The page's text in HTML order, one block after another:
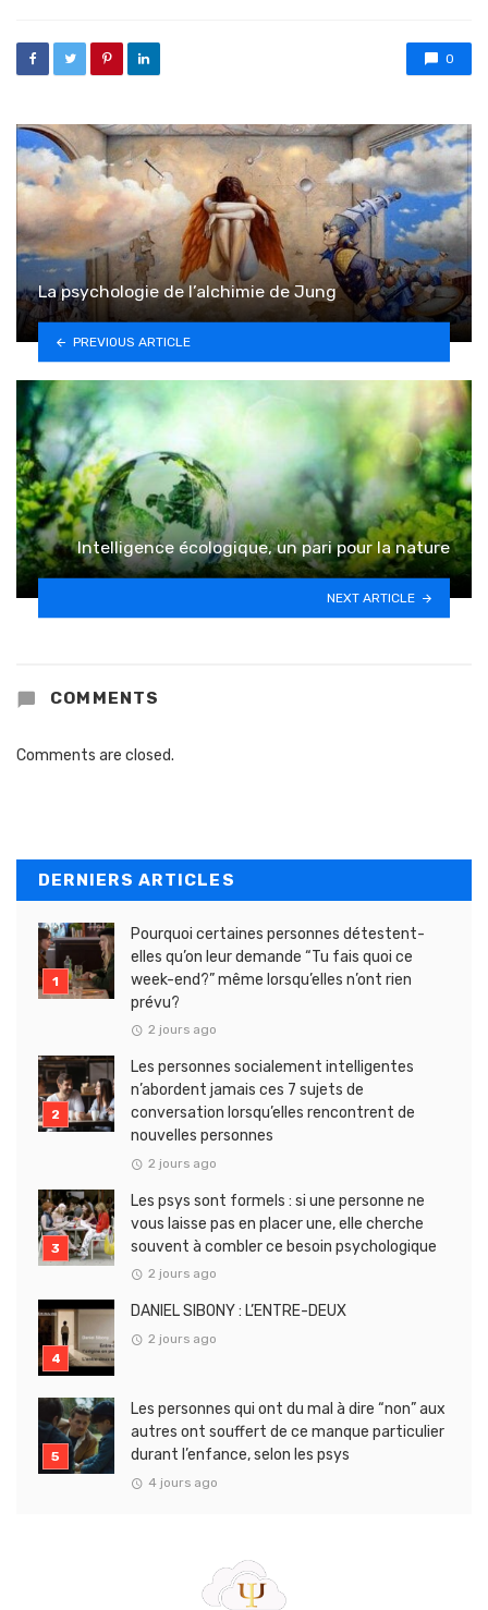
0
La psychologie de l’alchimie de Jung
PREVIOUS ARTICLE
Intelligence écologique, un pari pour la nature
NEXT ARTICLE
COMMENTS
Comments are closed.
DERNIERS ARTICLES
Pourquoi certaines personnes détestent-
elles qu’on leur demande “Tu fais quoi ce
week-end?” même lorsqu’elles n’ont rien
prévu?
2 jours ago
Les personnes socialement intelligentes
n’abordent jamais ces 7 sujets de
conversation lorsqu’elles rencontrent de
nouvelles personnes
2 jours ago
Les psys sont formels : si une personne ne
vous laisse pas en placer une, elle cherche
souvent à combler ce besoin psychologique
2 jours ago
DANIEL SIBONY : L’ENTRE-DEUX
2 jours ago
Les personnes qui ont du mal à dire “non” aux
autres ont souffert de ce manque particulier
durant l’enfance, selon les psys
4 jours ago